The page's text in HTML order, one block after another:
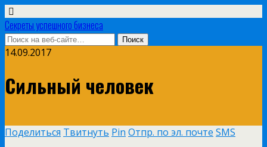
Секреты успешного бизнеса
14.09.2017
Сильный человек
Поделиться Твитнуть Pin Отпр. по эл. почте SMS